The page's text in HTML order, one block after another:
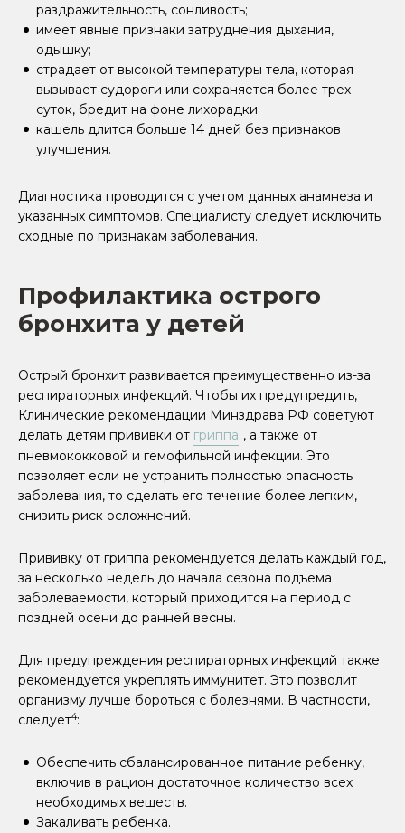
раздражительность, сонливость;
имеет явные признаки затруднения дыхания,
одышку;
страдает от высокой температуры тела, которая
вызывает судороги или сохраняется более трех
суток, бредит на фоне лихорадки;
кашель длится больше 14 дней без признаков
улучшения.
Диагностика проводится с учетом данных анамнеза и
указанных симптомов. Специалисту следует исключить
сходные по признакам заболевания.
Профилактика острого
бронхита у детей
Острый бронхит развивается преимущественно из-за
респираторных инфекций. Чтобы их предупредить,
Клинические рекомендации Минздрава РФ советуют
делать детям прививки от гриппа , а также от
пневмококковой и гемофильной инфекции. Это
позволяет если не устранить полностью опасность
заболевания, то сделать его течение более легким,
снизить риск осложнений.
Прививку от гриппа рекомендуется делать каждый год,
за несколько недель до начала сезона подъема
заболеваемости, который приходится на период с
поздней осени до ранней весны.
Для предупреждения респираторных инфекций также
рекомендуется укреплять иммунитет. Это позволит
организму лучше бороться с болезнями. В частности,
следует4:
Обеспечить сбалансированное питание ребенку,
включив в рацион достаточное количество всех
необходимых веществ.
Закаливать ребенка.